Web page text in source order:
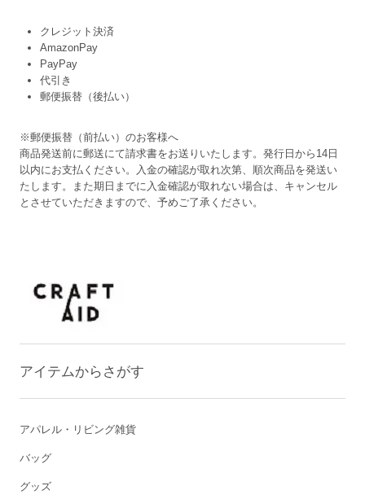
クレジット決済
AmazonPay
PayPay
代引き
郵便振替（後払い）
※郵便振替（前払い）のお客様へ
商品発送前に郵送にて請求書をお送りいたします。発行日から14日
以内にお支払ください。入金の確認が取れ次第、順次商品を発送い
たします。また期日までに入金確認が取れない場合は、キャンセル
とさせていただきますので、予めご了承ください。
アイテムからさがす
アパレル・リビング雑貨
バッグ
グッズ